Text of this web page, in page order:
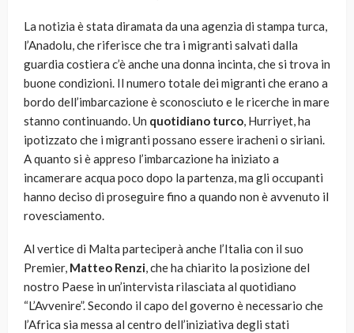
La notizia è stata diramata da una agenzia di stampa turca,
l’Anadolu, che riferisce che tra i migranti salvati dalla
guardia costiera c’è anche una donna incinta, che si trova in
buone condizioni. Il numero totale dei migranti che erano a
bordo dell’imbarcazione è sconosciuto e le ricerche in mare
stanno continuando. Un quotidiano turco, Hurriyet, ha
ipotizzato che i migranti possano essere iracheni o siriani.
A quanto si è appreso l’imbarcazione ha iniziato a
incamerare acqua poco dopo la partenza, ma gli occupanti
hanno deciso di proseguire fino a quando non è avvenuto il
rovesciamento.
Al vertice di Malta parteciperà anche l’Italia con il suo
Premier, Matteo Renzi, che ha chiarito la posizione del
nostro Paese in un’intervista rilasciata al quotidiano
“L’Avvenire”. Secondo il capo del governo è necessario che
l’Africa sia messa al centro dell’iniziativa degli stati